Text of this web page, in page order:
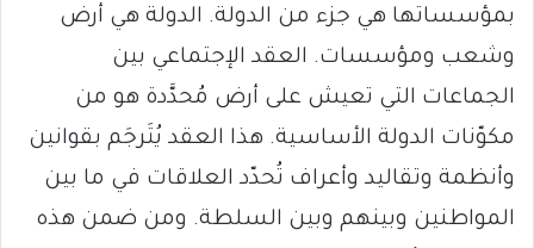
بمؤسساتها هي جزء من الدولة. الدولة هي أرض
وشعب ومؤسسات. العقد الإجتماعي بين
الجماعات التي تعيش على أرض مُحدَّدة هو من
مكوّنات الدولة الأساسية. هذا العقد يُتَرجَم بقوانين
وأنظمة وتقاليد وأعراف تُحدّد العلاقات في ما بين
المواطنين وبينهم وبين السلطة. ومن ضمن هذه